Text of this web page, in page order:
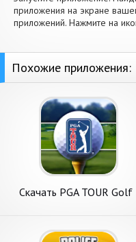
приложения на экране
приложений. Нажмите на
Похожие приложения:
Скачать PGA TOUR Golf
на Андроид